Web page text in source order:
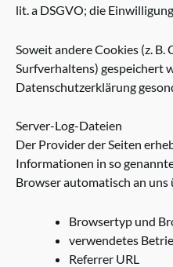
lit. a DSGVO; die
Soweit andere Cookies (z. B.
Surfverhaltens) gespeichert
Datenschutzerklärung
Server-Log-Dateien
Der Provider der Seiten
Informationen in so
Browser automatisch an
Browsertyp und
verwendetes
Referrer URL